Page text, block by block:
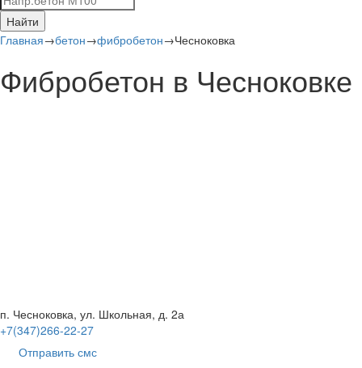
Найти
Главная→бетон→фибробетон→Чесноковка
Фибробетон в Чесноковке
п. Чесноковка, ул. Школьная, д. 2а
+7(347)266-22-27
Отправить смс